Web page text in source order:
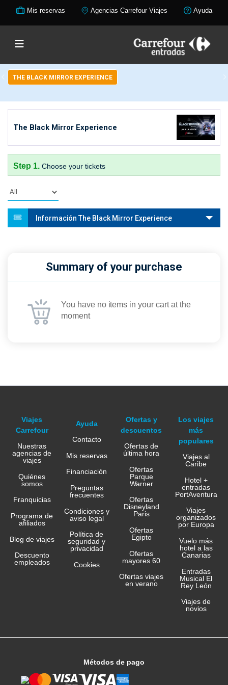
Mis reservas Agencias Carrefour Viajes Ayuda
THE BLACK MIRROR EXPERIENCE
The Black Mirror Experience
Step 1. Choose your tickets
Información The Black Mirror Experience
Summary of your purchase
You have no items in your cart at the
moment
Viajes
Carrefour
Nuestras
agencias de
viajes
Quiénes
somos
Franquicias
Programa de
afiliados
Blog de viajes
Descuento
empleados
Ayuda
Contacto
Mis reservas
Financiación
Preguntas
frecuentes
Condiciones y
aviso legal
Política de
seguridad y
privacidad
Cookies
Ofertas y
descuentos
Ofertas de
última hora
Ofertas
Parque
Warner
Ofertas
Disneyland
Paris
Ofertas
Egipto
Ofertas
mayores 60
Ofertas viajes
en verano
Los viajes
más
populares
Viajes al
Caribe
Hotel +
entradas
PortAventura
Viajes
organizados
por Europa
Vuelo más
hotel a las
Canarias
Entradas
Musical El
Rey León
Viajes de
novios
Métodos de pago